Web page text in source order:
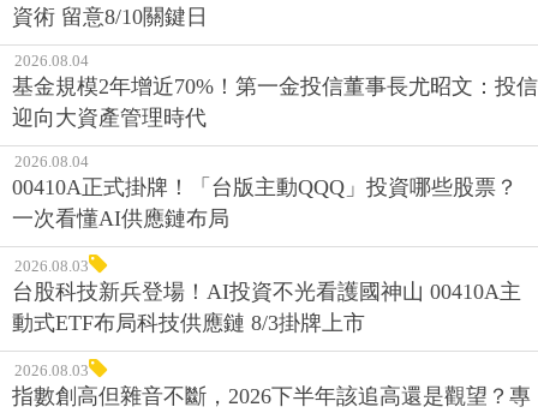
資術 留意8/10關鍵日
2026.08.04
基金規模2年增近70%！第一金投信董事長尤昭文：投信
迎向大資產管理時代
2026.08.04
00410A正式掛牌！「台版主動QQQ」投資哪些股票？
一次看懂AI供應鏈布局
2026.08.03
台股科技新兵登場！AI投資不光看護國神山 00410A主
動式ETF布局科技供應鏈 8/3掛牌上市
2026.08.03
指數創高但雜音不斷，2026下半年該追高還是觀望？專